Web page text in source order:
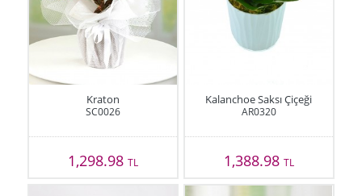
Kraton
SC0026
1,298.98TL
Kalanchoe Saksı Çiçeği
AR0320
1,388.98 TL